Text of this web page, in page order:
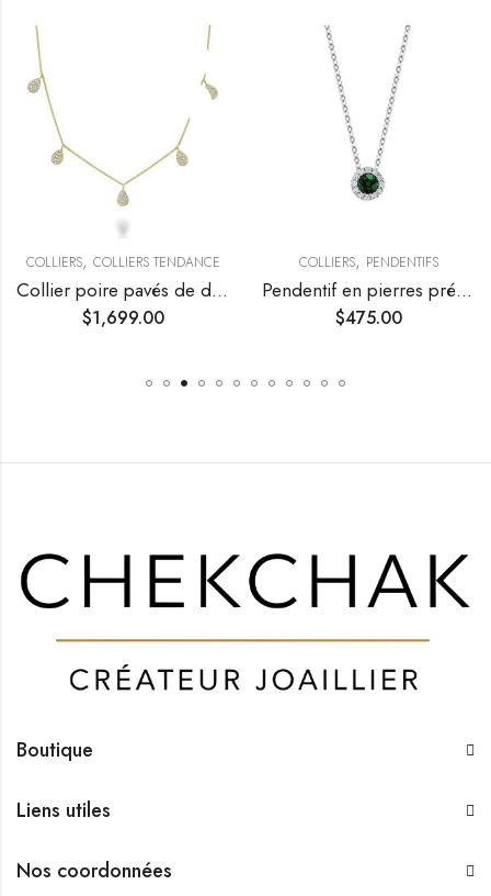
COLLIERS, COLLIERS TENDANCE
Collier poire pavés de diamants
$1,699.00
COLLIERS, PENDENTIFS
Pendentif en pierres précieuses avec halo de diamants
$475.00
Boutique
Liens utiles
Nos coordonnées